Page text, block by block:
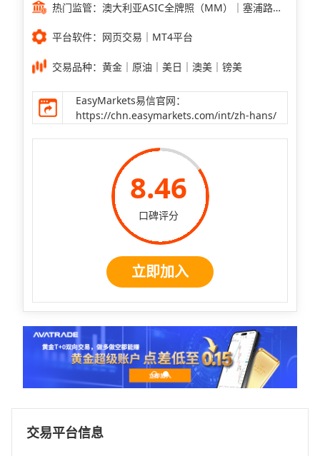
热门监管：澳大利亚ASIC全牌照（MM）｜塞浦路斯
平台软件：网页交易｜MT4平台
交易品种：黄金｜原油｜美日｜澳美｜镑美
EasyMarkets易信官网：
https://chn.easymarkets.com/int/zh-hans/
8.46
口碑评分
立即加入
交易平台信息